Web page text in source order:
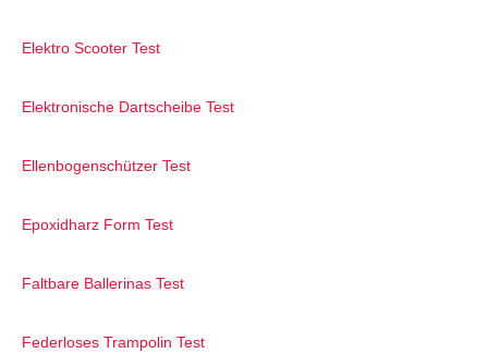
Elektro Scooter Test
Elektronische Dartscheibe Test
Ellenbogenschützer Test
Epoxidharz Form Test
Faltbare Ballerinas Test
Federloses Trampolin Test